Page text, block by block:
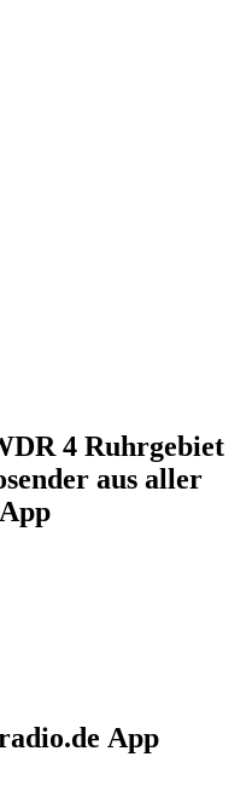
4 Ruhrgebiet
aus aller
App